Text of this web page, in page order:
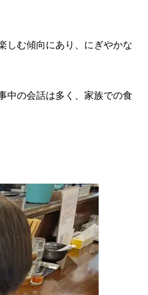
しむ傾向にあり、にぎやかな
中の会話は多く、家族での食